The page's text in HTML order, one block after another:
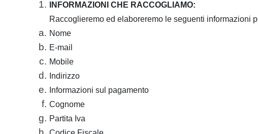
INFORMAZIONI CHE RACCOGLIAMO:
Raccoglieremo ed elaboreremo le seguenti informazioni
Nome
E-mail
Mobile
Indirizzo
Informazioni sul pagamento
Cognome
Partita Iva